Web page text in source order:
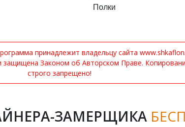
Полки
принадлежит владельцу сайта
защищена Законом об Авторском Праве.
строго запрещено!
ЗАМЕРЩИКА